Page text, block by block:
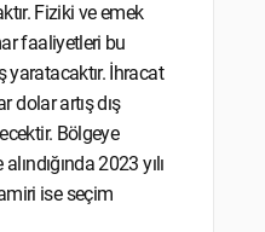
Fiziki ve emek
faaliyetleri bu
yaratacaktır. İhracat
dolar artış dış
Bölgeye
2023 yılı
ise seçim